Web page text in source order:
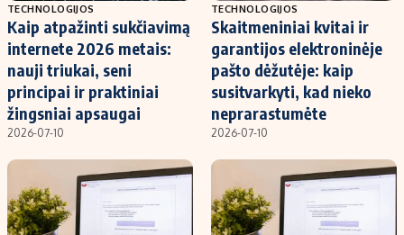
Redakcija
Apie mus
Redakcijos politika
Privatumo politika
Turinio žymėjimo taisyklės
Regionų naujienos
Indėlių palūkanos
TECHNOLOGIJOS
Kaip atpažinti sukčiavimą
internete 2026 metais:
nauji triukai, seni
principai ir praktiniai
žingsniai apsaugai
2026-07-10
TECHNOLOGIJOS
Skaitmeniniai kvitai ir
garantijos elektroninėje
pašto dėžutėje: kaip
susitvarkyti, kad nieko
neprarastumėte
2026-07-10